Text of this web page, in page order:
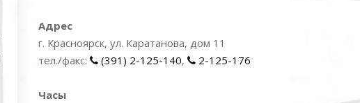
Адрес
г. Красноярск, ул. Каратанова, дом 11
тел./факс:
(391) 2-125-140, 2-125-176
Часы